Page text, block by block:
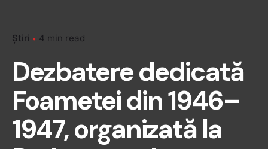
Știri 4 min read
Dezbatere dedicată
Foametei din 1946–
1947, organizată la